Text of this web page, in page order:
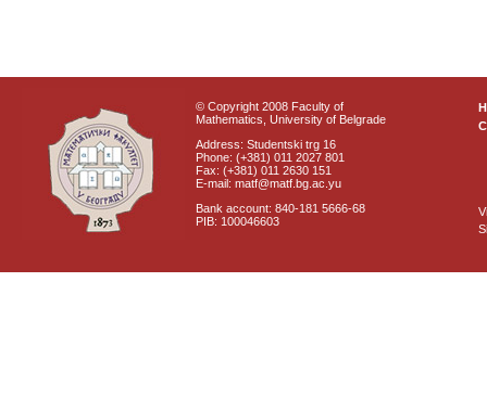
© Copyright 2008 Faculty of
Mathematics, University of Belgrade
Address: Studentski trg 16
Phone: (+381) 011 2027 801
Fax: (+381) 011 2630 151
E-mail: matf@matf.bg.ac.yu
Bank account: 840-181 5666-68
PIB: 100046603